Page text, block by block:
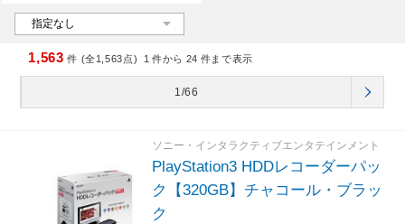
1,563 件 (全1,563点) 1 件から 24 件まで表示
1/66
ソニー・インタラクティブエンタテインメント
PlayStation3 HDDレコーダーパッ
ク【320GB】チャコール・ブラッ
ク